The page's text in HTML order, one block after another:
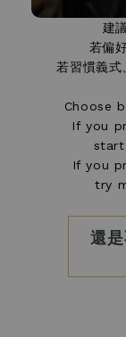
建
若偏
若習慣義式
Choose
If you
If you
try
還